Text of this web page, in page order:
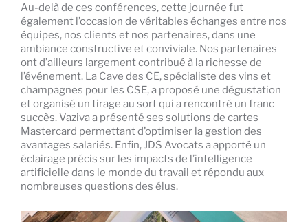
Au-delà de ces conférences, cette journée fut
également l’occasion de véritables échanges entre nos
équipes, nos clients et nos partenaires, dans une
ambiance constructive et conviviale. Nos partenaires
ont d’ailleurs largement contribué à la richesse de
l’événement. La Cave des CE, spécialiste des vins et
champagnes pour les CSE, a proposé une dégustation
et organisé un tirage au sort qui a rencontré un franc
succès. Vaziva a présenté ses solutions de cartes
Mastercard permettant d’optimiser la gestion des
avantages salariés. Enfin, JDS Avocats a apporté un
éclairage précis sur les impacts de l’intelligence
artificielle dans le monde du travail et répondu aux
nombreuses questions des élus.